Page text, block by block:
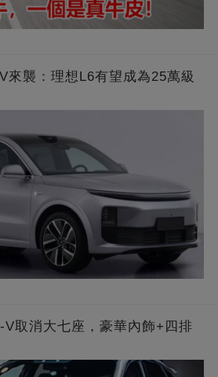
來襲：理想L6有望成為25萬級
取消大七座，豪華內飾+四排